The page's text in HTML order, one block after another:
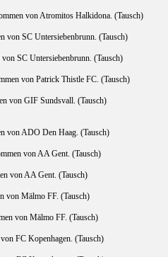
von Atromitos Halkidona. (Tausch)
von SC Untersiebenbrunn. (Tausch)
SC Untersiebenbrunn. (Tausch)
von Patrick Thistle FC. (Tausch)
von GIF Sundsvall. (Tausch)
von ADO Den Haag. (Tausch)
von AA Gent. (Tausch)
von AA Gent. (Tausch)
von Mälmo FF. (Tausch)
von Mälmo FF. (Tausch)
FC Kopenhagen. (Tausch)